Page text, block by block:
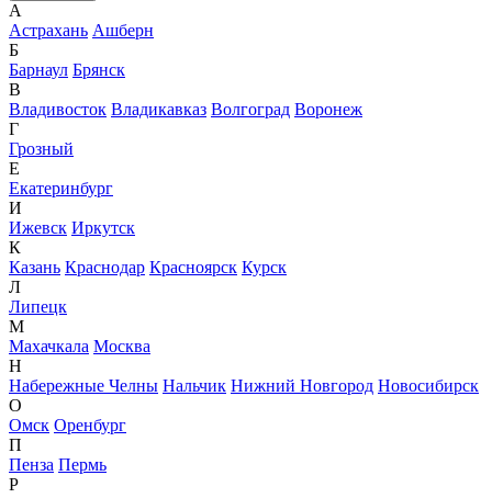
А
Астрахань Ашберн
Б
Барнаул Брянск
В
Владивосток Владикавказ Волгоград Воронеж
Г
Грозный
Е
Екатеринбург
И
Ижевск Иркутск
К
Казань Краснодар Красноярск Курск
Л
Липецк
М
Махачкала Москва
Н
Набережные Челны Нальчик Нижний Новгород Новосибирск
О
Омск Оренбург
П
Пенза Пермь
Р